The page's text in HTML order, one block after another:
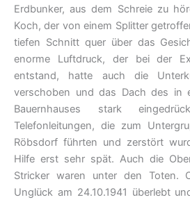
Erdbunker, aus dem Schreie zu
Koch, der von einem Splitter
tiefen Schnitt quer über das
enorme Luftdruck, der bei der
entstand, hatte auch die
verschoben und das Dach des in
Bauernhauses stark
Telefonleitungen, die zum
Röbsdorf führten und zerstört
Hilfe erst sehr spät. Auch die
Stricker waren unter den Toten.
Unglück am 24.10.1941 überlebt